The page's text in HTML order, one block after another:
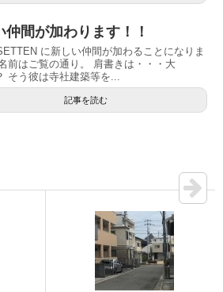
仲間が加わります！！
に新しい仲間が加わることになりま
前はご覧の通り。 肩書きは・・・大
そう彼は寺社建築等を...
記事を読む